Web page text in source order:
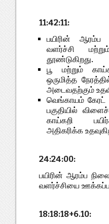
11:42:11:
பயிரின்
வளர்ச்சி
தூண்டுகிறது.
பூ மற்றும்
ஒருமித்த
அடைவதற்கும் உதவி
வெங்காயம்
பகுதியில்
காய்கறி
அதிகரிக்க
24:24:00:
பயிரின் ஆரம்ப
வளர்ச்சியை
18:18:18+6.10: